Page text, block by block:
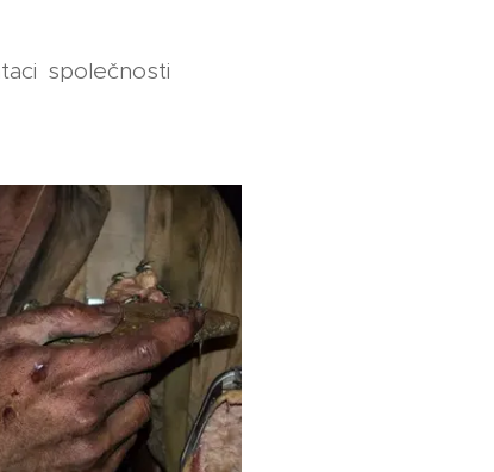
společnosti